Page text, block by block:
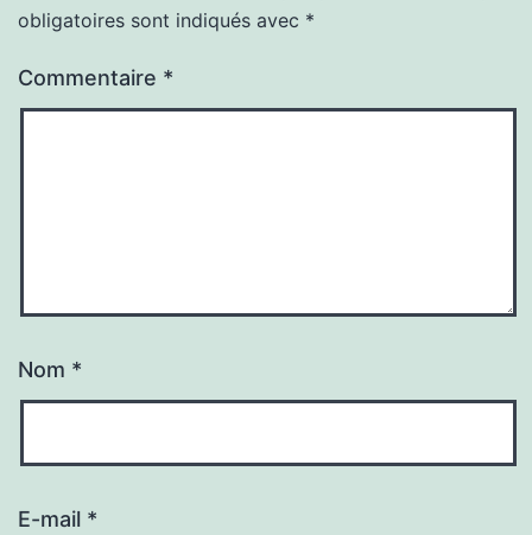
obligatoires sont indiqués avec *
Commentaire *
Nom *
E-mail *